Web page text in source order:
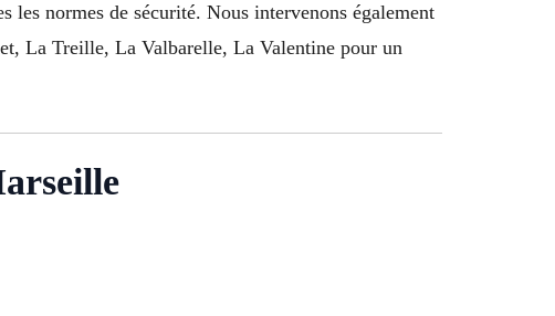
les normes de sécurité. Nous intervenons également
La Treille, La Valbarelle, La Valentine pour un